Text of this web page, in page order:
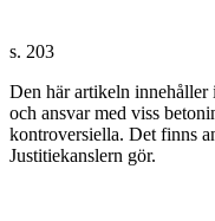
s. 203
Den här artikeln innehåller
och ansvar med viss
kontroversiella. Det finns
Justitiekanslern gör.